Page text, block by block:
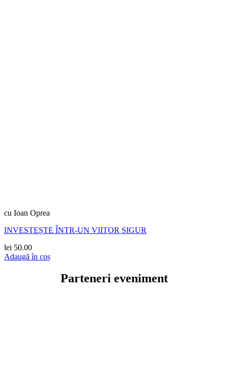
cu Ioan Oprea
INVESTEȘTE ÎNTR-UN VIITOR SIGUR
lei 50.00
Adaugă în coș
Parteneri eveniment